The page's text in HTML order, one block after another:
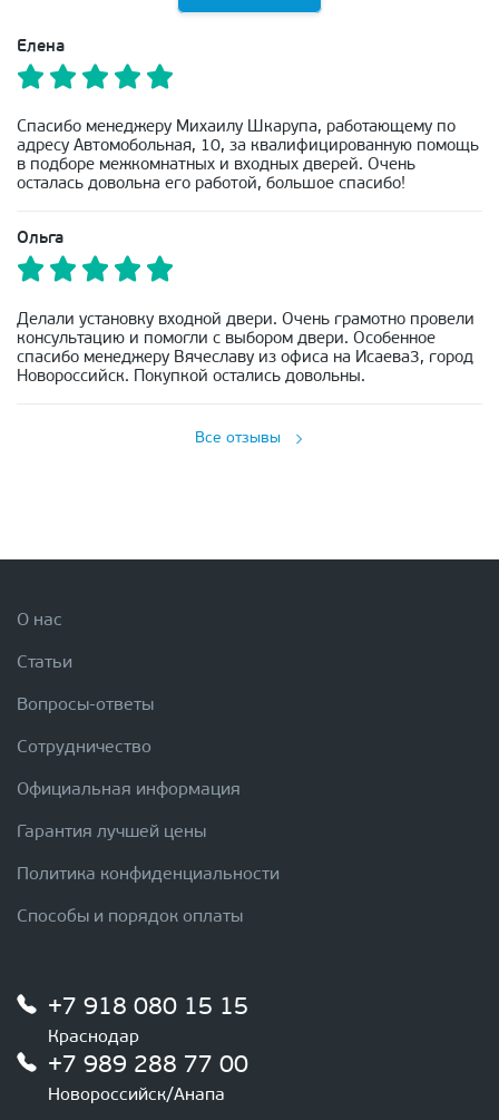
Елена
Спасибо менеджеру Михаилу Шкарупа, работающему по
адресу Автомобольная, 10, за квалифицированную помощь
в подборе межкомнатных и входных дверей. Очень
осталась довольна его работой, большое спасибо!
Ольга
Делали установку входной двери. Очень грамотно провели
консультацию и помогли с выбором двери. Особенное
спасибо менеджеру Вячеславу из офиса на Исаева3, город
Новороссийск. Покупкой остались довольны.
Все отзывы
О нас
Статьи
Вопросы-ответы
Сотрудничество
Официальная информация
Гарантия лучшей цены
Политика конфиденциальности
Способы и порядок оплаты
+7 918 080 15 15
Краснодар
+7 989 288 77 00
Новороссийск/Анапа